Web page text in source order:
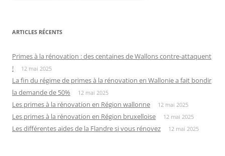
ARTICLES RÉCENTS
Primes à la rénovation : des centaines de Wallons contre-attaquent
!
12 mai 2025
La fin du régime de primes à la rénovation en Wallonie a fait bondir
la demande de 50%
12 mai 2025
Les primes à la rénovation en Région wallonne 12 mai 2025
Les primes à la rénovation en Région bruxelloise 12 mai 2025
Les différentes aides de la Flandre si vous rénovez 12 mai 2025